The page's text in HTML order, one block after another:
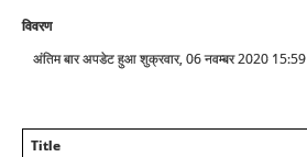
विवरण
अंतिम बार अपडेट हुआ शुक्रवार, 06 नवम्बर 2020 15:59
Title